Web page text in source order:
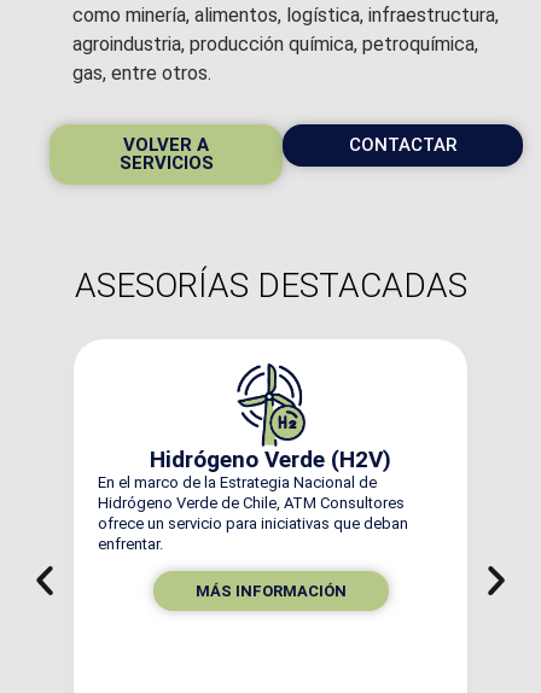
como minería, alimentos, logística, infraestructura,
agroindustria, producción química, petroquímica,
gas, entre otros.
VOLVER A
SERVICIOS
CONTACTAR
ASESORÍAS DESTACADAS
Hidrógeno Verde (H2V)
En el marco de la Estrategia Nacional de
Hidrógeno Verde de Chile, ATM Consultores
ofrece un servicio para iniciativas que deban
enfrentar.
MÁS INFORMACIÓN